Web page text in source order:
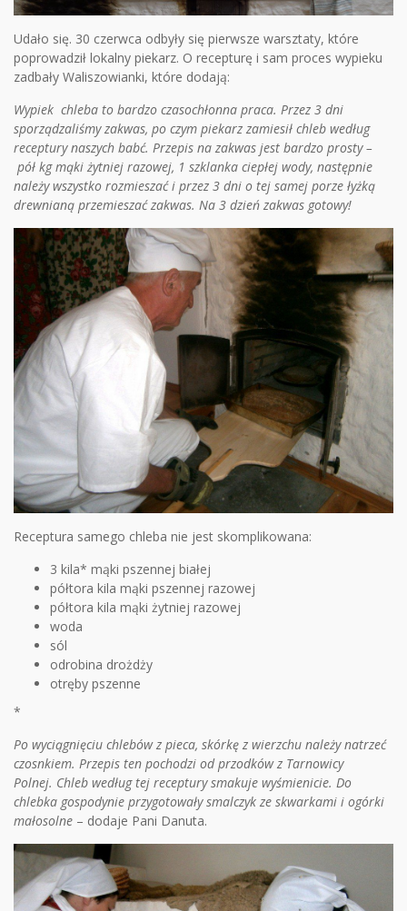
Udało się. 30 czerwca odbyły się pierwsze warsztaty, które
poprowadził lokalny piekarz. O recepturę i sam proces wypieku
zadbały Waliszowianki, które dodają:
Wypiek chleba to bardzo czasochłonna praca. Przez 3 dni
sporządzaliśmy zakwas, po czym piekarz zamiesił chleb według
receptury naszych babć. Przepis na zakwas jest bardzo prosty –
pół kg mąki żytniej razowej, 1 szklanka ciepłej wody, następnie
należy wszystko rozmieszać i przez 3 dni o tej samej porze łyżką
drewnianą przemieszać zakwas. Na 3 dzień zakwas gotowy!
Receptura samego chleba nie jest skomplikowana:
3 kila* mąki pszennej białej
półtora kila mąki pszennej razowej
półtora kila mąki żytniej razowej
woda
sól
odrobina drożdży
otręby pszenne
*
Po wyciągnięciu chlebów z pieca, skórkę z wierzchu należy natrzeć
czosnkiem. Przepis ten pochodzi od przodków z Tarnowicy
Polnej. Chleb według tej receptury smakuje wyśmienicie. Do
chlebka gospodynie przygotowały smalczyk ze skwarkami i ogórki
małosolne – dodaje Pani Danuta.